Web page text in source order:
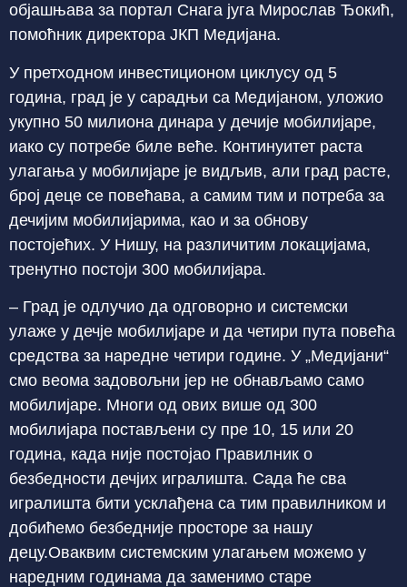
објашњава за портал Снага југа Мирослав Ђокић,
помоћник директора ЈКП Медијана.
У претходном инвестиционом циклусу од 5
година, град је у сарадњи са Медијаном, уложио
укупно 50 милиона динара у дечије мобилијаре,
иако су потребе биле веће. Континуитет раста
улагања у мобилијаре је видљив, али град расте,
број деце се повећава, а самим тим и потреба за
дечијим мобилијарима, као и за обнову
постојећих. У Нишу, на различитим локацијама,
тренутно постоји 300 мобилијара.
– Град је одлучио да одговорно и системски
улаже у дечје мобилијаре и да четири пута повећа
средства за наредне четири године. У „Медијани“
смо веома задовољни јер не обнављамо само
мобилијаре. Многи од ових више од 300
мобилијара постављени су пре 10, 15 или 20
година, када није постојао Правилник о
безбедности дечјих игралишта. Сада ће сва
игралишта бити усклађена са тим правилником и
добићемо безбедније просторе за нашу
децу.Оваквим системским улагањем можемо у
наредним годинама да заменимо старе